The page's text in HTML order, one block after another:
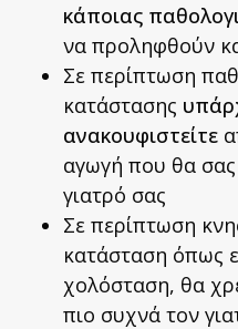
κάποιας
να προληφθούν
Σε περίπτωση
κατάστασης
ανακουφιστείτε
αγωγή που θα
γιατρό σας
Σε περίπτωση
κατάσταση όπως
χολόσταση, θα
πιο συχνά τον